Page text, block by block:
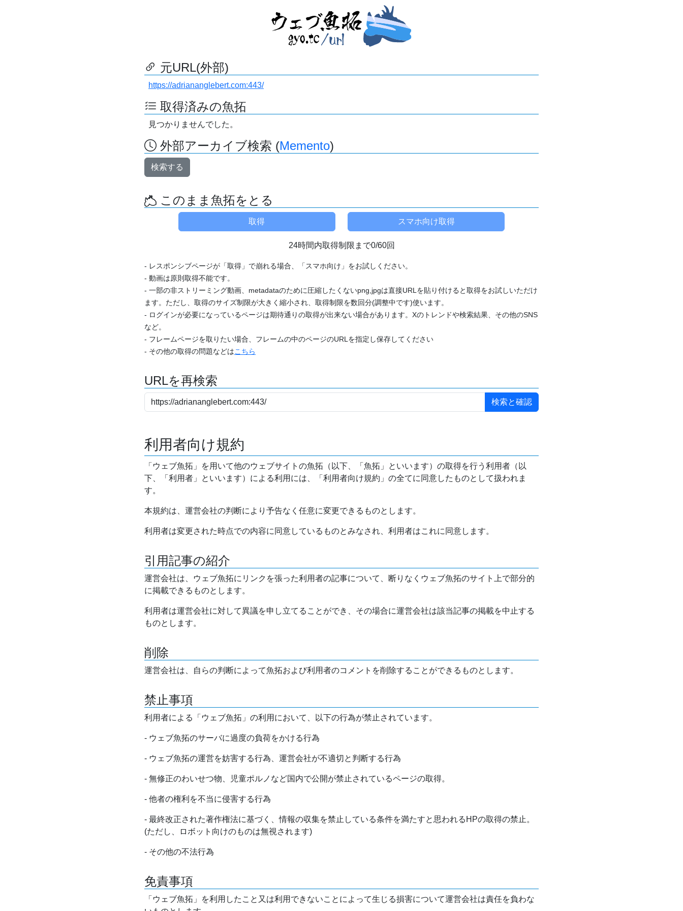
元URL(外部)
https://adriananglebert.com:443/
取得済みの魚拓
見つかりませんでした。
外部アーカイブ検索 (Memento)
検索する
このまま魚拓をとる
24時間内取得制限まで0/60回
- レスポンシブページが「取得」で崩れる場合、「スマホ向け」をお試しください。
- 動画は原則取得不能です。
- 一部の非ストリーミング動画、metadataのために圧縮したくないpng,jpgは直接URLを貼り付けると取得をお試しいただけ
ます。ただし、取得のサイズ制限が大きく縮小され、取得制限を数回分(調整中です)使います。
- ログインが必要になっているページは期待通りの取得が出来ない場合があります。Xのトレンドや検索結果、その他のSNS
など。
- フレームページを取りたい場合、フレームの中のページのURLを指定し保存してください
- その他の取得の問題などはこちら
URLを再検索
利用者向け規約
「ウェブ魚拓」を用いて他のウェブサイトの魚拓（以下、「魚拓」といいます）の取得を行う利用者（以
下、「利用者」といいます）による利用には、「利用者向け規約」の全てに同意したものとして扱われま
す。
本規約は、運営会社の判断により予告なく任意に変更できるものとします。
利用者は変更された時点での内容に同意しているものとみなされ、利用者はこれに同意します。
引用記事の紹介
運営会社は、ウェブ魚拓にリンクを張った利用者の記事について、断りなくウェブ魚拓のサイト上で部分的
に掲載できるものとします。
利用者は運営会社に対して異議を申し立てることができ、その場合に運営会社は該当記事の掲載を中止する
ものとします。
削除
運営会社は、自らの判断によって魚拓および利用者のコメントを削除することができるものとします。
禁止事項
利用者による「ウェブ魚拓」の利用において、以下の行為が禁止されています。
- ウェブ魚拓のサーバに過度の負荷をかける行為
- ウェブ魚拓の運営を妨害する行為、運営会社が不適切と判断する行為
- 無修正のわいせつ物、児童ポルノなど国内で公開が禁止されているページの取得。
- 他者の権利を不当に侵害する行為
- 最終改正された著作権法に基づく、情報の収集を禁止している条件を満たすと思われるHPの取得の禁止。
(ただし、ロボット向けのものは無視されます)
- その他の不法行為
免責事項
「ウェブ魚拓」を利用したこと又は利用できないことによって生じる損害について運営会社は責任を負わな